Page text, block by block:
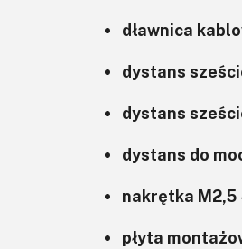
dławnica
dystans
dystans
dystans do
nakrętka M2,5
płyta